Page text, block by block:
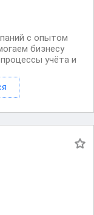
с опытом
бизнесу
учёта и
на развитии